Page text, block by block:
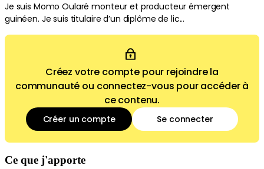
Je suis Momo Oularé monteur et producteur émergent
guinéen. Je suis titulaire d’un diplôme de lic...
Créez votre compte pour rejoindre la
communauté ou connectez-vous pour accéder à
ce contenu.
Créer un compte Se connecter
Ce que j'apporte